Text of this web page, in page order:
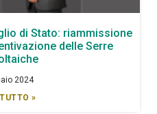
di Stato: riammissione
delle Serre
2024
»